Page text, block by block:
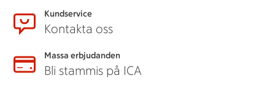
Kundservice
Kontakta oss
Massa erbjudanden
Bli stammis på ICA